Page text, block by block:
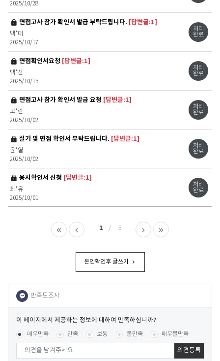
2025/10/28
비밀글
면접고사 참가 확인서 발급 부탁드립니다. [답변글:1]
백*대
2025/10/17
처리
완료
비밀글
면접확인서요청 [답변글:1]
백*선
2025/10/13
처리
완료
비밀글
면접고사 참가 확인서 발급 요청 [답변글:1]
고*란
2025/10/02
처리
완료
비밀글
실기 및 면접 확인서 부탁드립니다. [답변글:1]
윤*열
2025/10/02
처리
완료
비밀글
응시확인서 신청 [답변글:1]
최*유
2025/10/01
처리
완료
1 5
본인확인후 글쓰기
이
페
이
에
콘텐츠 만족도 조사 [평균 .26 점 / 34 명 참여]
매우만족 만족 보통 불만족 매우불만족